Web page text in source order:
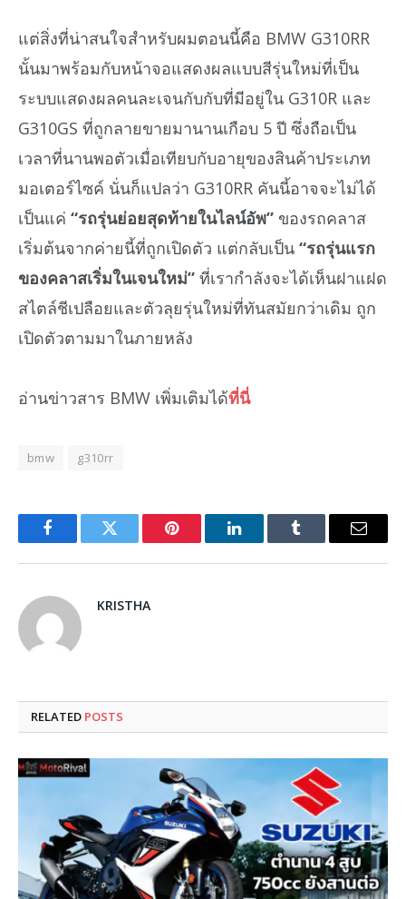
แต่สิ่งที่น่าสนใจสำหรับผมตอนนี้คือ BMW G310RR
นั้นมาพร้อมกับหน้าจอแสดงผลแบบสีรุ่นใหม่ที่เป็น
ระบบแสดงผลคนละเจนกับกับที่มีอยู่ใน G310R และ
G310GS ที่ถูกลายขายมานานเกือบ 5 ปี ซึ่งถือเป็น
เวลาที่นานพอตัวเมื่อเทียบกับอายุของสินค้าประเภท
มอเตอร์ไซค์ นั่นก็แปลว่า G310RR คันนี้อาจจะไม่ได้
เป็นแค่ “รถรุ่นย่อยสุดท้ายในไลน์อัพ” ของรถคลาส
เริ่มต้นจากค่ายนี้ที่ถูกเปิดตัว แต่กลับเป็น “รถรุ่นแรก
ของคลาสเริ่มในเจนใหม่” ที่เรากำลังจะได้เห็นฝาแฝด
สไตล์ชีเปลือยและตัวลุยรุ่นใหม่ที่ทันสมัยกว่าเดิม ถูก
เปิดตัวตามมาในภายหลัง
อ่านข่าวสาร BMW เพิ่มเติมได้ที่นี่
bmw g310rr
FacebookTwitter Pinterest LinkedInTumblr Email
KRISTHA
RELATED POSTS